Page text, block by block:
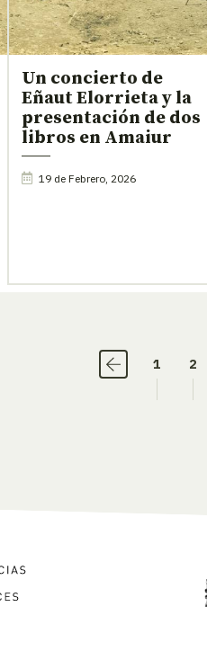
Un concierto de
Eñaut Elorrieta y la
presentación de dos
libros en Amaiur
19 de Febrero, 2026
1 2